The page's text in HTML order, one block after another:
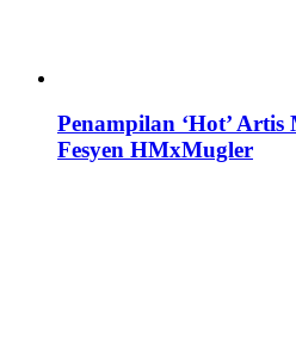
Penampilan ‘Hot’
Fesyen HMxMugler